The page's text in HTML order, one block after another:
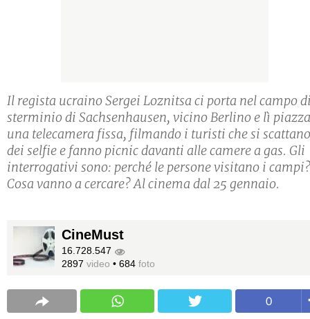
Il regista ucraino Sergei Loznitsa ci porta nel campo
sterminio di Sachsenhausen, vicino Berlino e lì piazza
una telecamera fissa, filmando i turisti che si scattano
dei selfie e fanno picnic davanti alle camere a gas. Gli
interrogativi sono: perché le persone visitano i campi?
Cosa vanno a cercare? Al cinema dal 25 gennaio.
CineMust
16.728.547
2897 video • 684 foto
0